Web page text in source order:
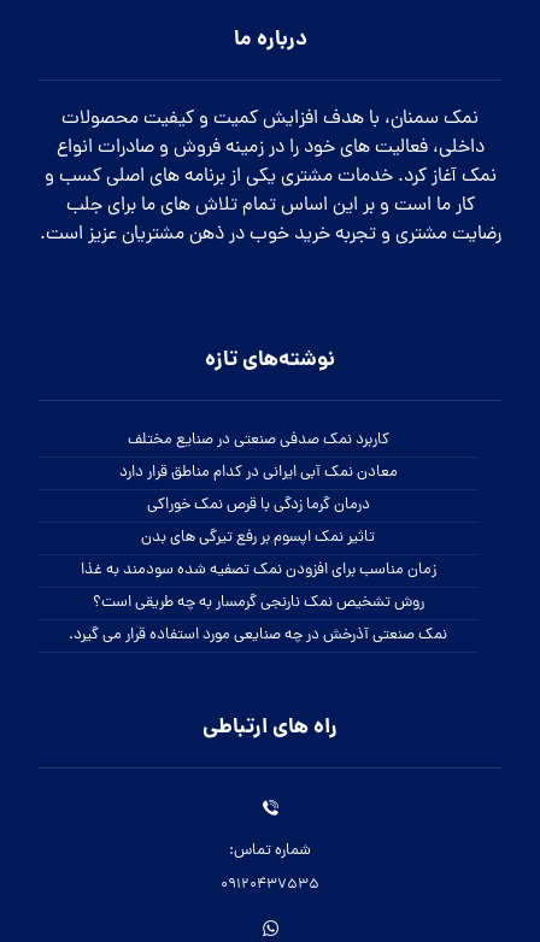
درباره ما
نمک سمنان، با هدف افزایش کمیت و کیفیت محصولات
داخلی، فعالیت های خود را در زمینه فروش و صادرات انواع
نمک آغاز کرد. خدمات مشتری یکی از برنامه های اصلی کسب و
کار ما است و بر این اساس تمام تلاش های ما برای جلب
رضایت مشتری و تجربه خرید خوب در ذهن مشتریان عزیز است.
نوشته‌های تازه
کاربرد نمک صدفی صنعتی در صنایع مختلف
معادن نمک آبی ایرانی در کدام مناطق قرار دارد
درمان گرما زدگی با قرص نمک خوراکی
تاثیر نمک اپسوم بر رفع تیرگی های بدن
زمان مناسب برای افزودن نمک تصفیه شده سودمند به غذا
روش تشخیص نمک نارنجی گرمسار به چه طریقی است؟
نمک صنعتی آذرخش در چه صنایعی مورد استفاده قرار می گیرد.
راه های ارتباطی
شماره تماس:
09120437535